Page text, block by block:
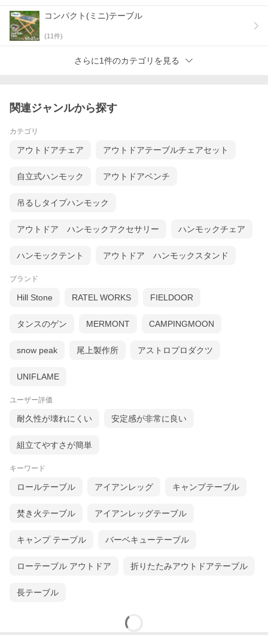
コンパクト(ミニ)テーブル
(11件)
さらに1件のカテゴリを見る
関連ジャンルから探す
カテゴリ
アウトドアチェア アウトドアテーブルチェアセット
自立式ハンモック アウトドアベンチ
吊るしタイプハンモック
アウトドア ハンモックアクセサリー ハンモックチェア
ハンモックテント アウトドア ハンモックスタンド
ブランド
Hill Stone RATEL WORKS FIELDOOR
タンスのゲン MERMONT CAMPINGMOON
snow peak 尾上製作所 アストロプロダクツ
UNIFLAME
ユーザー評価
耐久性が壊れにくい 安定感が非常に良い
組立てやすさが簡単
キーワード
ロールテーブル アイアンレッグ キャンプテーブル
焚き火テーブル アイアンレッグテーブル
キャンプ テーブル バーベキューテーブル
ローテーブル アウトドア 折りたたみアウトドアテーブル
長テーブル